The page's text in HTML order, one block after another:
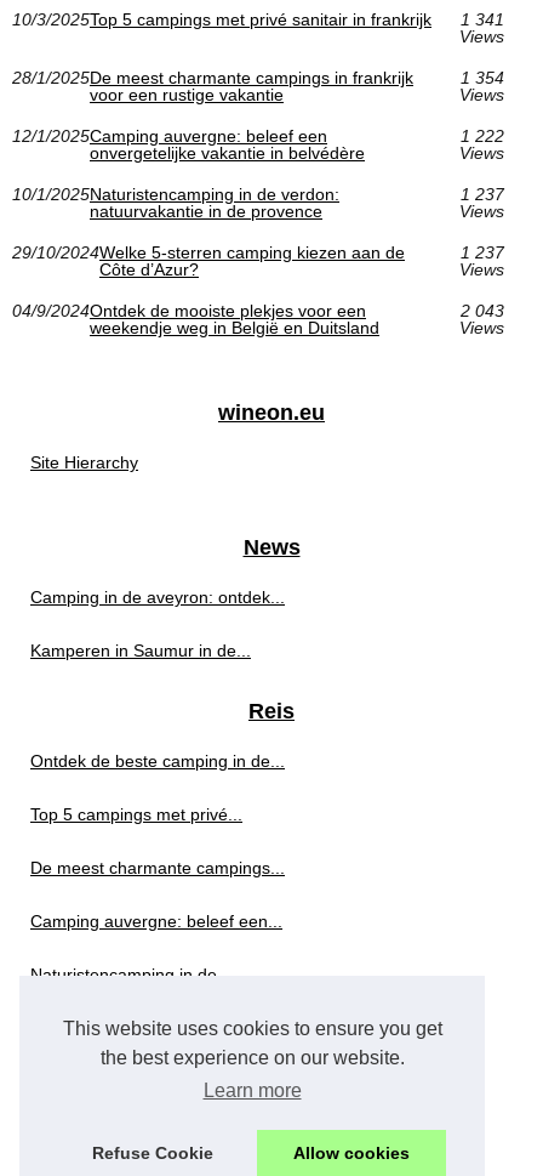
This website uses cookies to ensure you get
the best experience on our website.
Learn more
Refuse Cookie Allow cookies
10/3/2025Top 5 campings met privé sanitair in frankrijk
1 341
Views
28/1/2025De meest charmante campings in frankrijk
voor een rustige vakantie
1 354
Views
12/1/2025Camping auvergne: beleef een
onvergetelijke vakantie in belvédère
1 222
Views
10/1/2025Naturistencamping in de verdon:
natuurvakantie in de provence
1 237
Views
29/10/2024Welke 5-sterren camping kiezen aan de
Côte d’Azur?
1 237
Views
04/9/2024Ontdek de mooiste plekjes voor een
weekendje weg in België en Duitsland
2 043
Views
wineon.eu
Site Hierarchy
News
Camping in de aveyron: ontdek...
Kamperen in Saumur in de...
Reis
Ontdek de beste camping in de...
Top 5 campings met privé...
De meest charmante campings...
Camping auvergne: beleef een...
Naturistencamping in de...
Verblijf op de camping 2...
Welke 5-sterren camping...